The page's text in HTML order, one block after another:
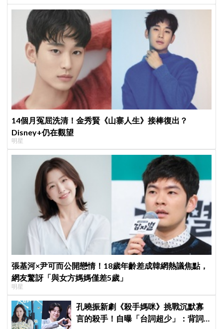
14個月冤屈洗清！金秀賢《山寨人生》接棒復出？
Disney+仍在觀望
明星
張基河×尹可而公開戀情！18歲年齡差成韓網熱議焦點，
網友驚訝「與女方媽媽僅差5歲」
明星
孔曉振新劇《殺手媽咪》挑戰沉默寡
言的殺手！自曝「台詞超少」：背詞